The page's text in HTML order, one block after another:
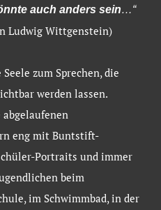
auch anders sein…“
Ludwig Wittgenstein)
zum Sprechen, die
werden lassen.
eng mit Buntstift-
Portraits und immer
beim
im Schwimmbad, in der